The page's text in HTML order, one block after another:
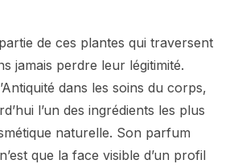
de ces plantes qui traversent
jamais perdre leur légitimité.
dans les soins du corps,
l’un des ingrédients les plus
naturelle. Son parfum
que la face visible d’un profil